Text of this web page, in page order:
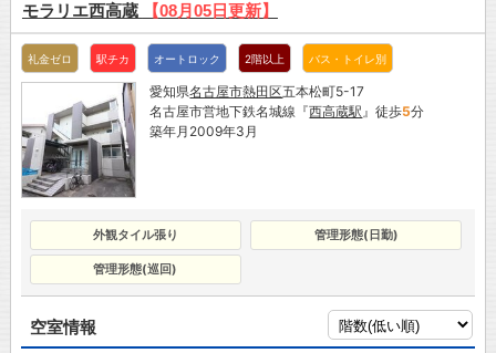
モラリエ西高蔵 【08月05日更新】
礼金ゼロ 駅チカ オートロック 2階以上 バス・トイレ別
愛知県名古屋市熱田区五本松町5-17
名古屋市営地下鉄名城線『西高蔵駅』徒歩5分
築年月2009年3月
外観タイル張り 管理形態(日勤)
管理形態(巡回)
空室情報